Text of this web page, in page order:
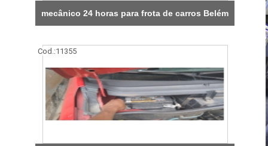
mecânico 24 horas para frota de carros Belém
Cod.:11355